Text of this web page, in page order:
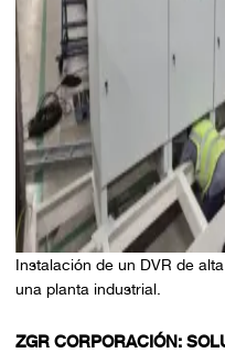
Instalación de un DVR de
una planta industrial.
ZGR CORPORACIÓN: